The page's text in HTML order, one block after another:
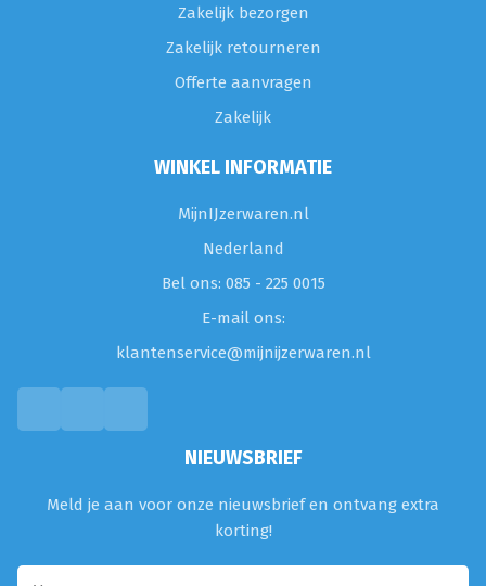
Zakelijk bezorgen
Zakelijk retourneren
Offerte aanvragen
Zakelijk
WINKEL INFORMATIE
MijnIJzerwaren.nl
Nederland
Bel ons: 085 - 225 0015
E-mail ons:
klantenservice@mijnijzerwaren.nl
NIEUWSBRIEF
Meld je aan voor onze nieuwsbrief en ontvang extra
korting!